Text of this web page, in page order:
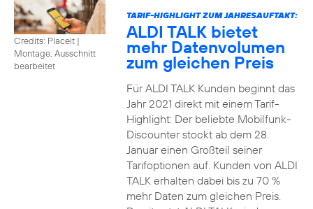
Credits: Placeit |
Montage, Ausschnitt
bearbeitet
TARIF-HIGHLIGHT ZUM JAHRESAUFTAKT:
ALDI TALK bietet
mehr Datenvolumen
zum gleichen Preis
Für ALDI TALK Kunden beginnt das
Jahr 2021 direkt mit einem Tarif-
Highlight: Der beliebte Mobilfunk-
Discounter stockt ab dem 28.
Januar einen Großteil seiner
Tarifoptionen auf. Kunden von ALDI
TALK erhalten dabei bis zu 70 %
mehr Daten zum gleichen Preis.